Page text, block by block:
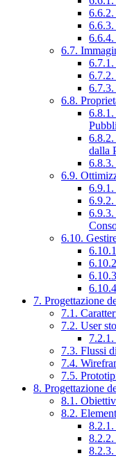
6.7.
6.7.1.
6.8.
dalla
6.8.3.
6.9.
6.9.3.
6.10.
7. Progettazione
7.1.
7.2. User
7.3. Flussi
7.4.
7.5.
8. Progettazione
8.1.
8.2.